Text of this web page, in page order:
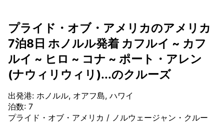
プライド・オブ・アメリカのアメリカ
7泊8日 ホノルル発着 カフルイ ~ カフ
ルイ ~ ヒロ ~ コナ ~ ポート・アレン
(ナウィリウィリ)...のクルーズ
出発港: ホノルル, オアフ島, ハワイ
泊数: 7
プライド・オブ・アメリカ / ノルウェージャン・クルー